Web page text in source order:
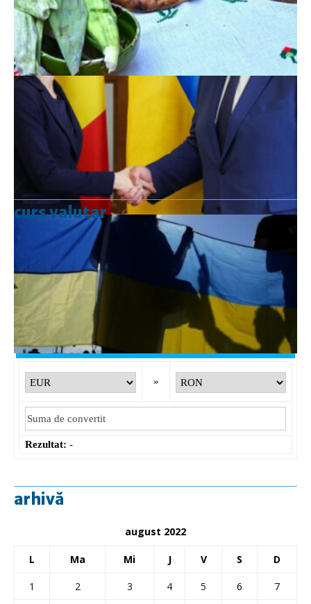
curs valutar
Curs valutar: 07 Aug 2026
EUR: 5,2554 RON
+0,0041 ▲
USD: 4,5584 RON
+0,0077 ▲
CHF
: 5,6244 RON
+0,0023 ▲
GBP
+0,0041 ▲
Convertor valutar
»
Rezultat: -
arhivă
august 2022
L Ma Mi J V S D
1 2 3 4 5 6
7